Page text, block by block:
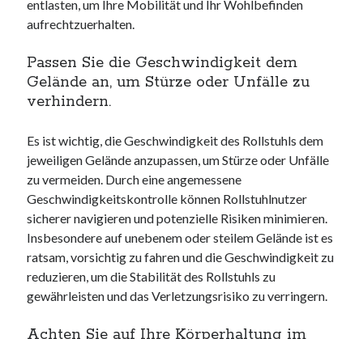
entlasten, um Ihre Mobilität und Ihr Wohlbefinden
aufrechtzuerhalten.
Passen Sie die Geschwindigkeit dem
Gelände an, um Stürze oder Unfälle zu
verhindern.
Es ist wichtig, die Geschwindigkeit des Rollstuhls dem
jeweiligen Gelände anzupassen, um Stürze oder Unfälle
zu vermeiden. Durch eine angemessene
Geschwindigkeitskontrolle können Rollstuhlnutzer
sicherer navigieren und potenzielle Risiken minimieren.
Insbesondere auf unebenem oder steilem Gelände ist es
ratsam, vorsichtig zu fahren und die Geschwindigkeit zu
reduzieren, um die Stabilität des Rollstuhls zu
gewährleisten und das Verletzungsrisiko zu verringern.
Achten Sie auf Ihre Körperhaltung im